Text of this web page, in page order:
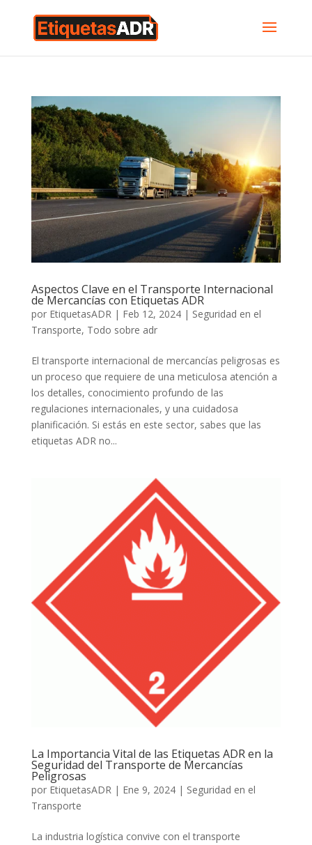
Aspectos Clave en el Transporte Internacional
de Mercancías con Etiquetas ADR
por EtiquetasADR| Feb 12, 2024| Seguridad en el
Transporte, Todo sobre adr
El transporte internacional de mercancías peligrosas es
un proceso que requiere de una meticulosa atención a
los detalles, conocimiento profundo de las
regulaciones internacionales, y una cuidadosa
planificación. Si estás en este sector, sabes que las
etiquetas ADR no...
La Importancia Vital de las Etiquetas ADR en la
Seguridad del Transporte de Mercancías
Peligrosas
por EtiquetasADR| Ene 9, 2024| Seguridad en el
Transporte
La industria logística convive con el transporte